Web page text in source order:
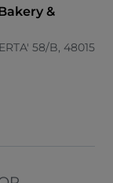
&
58/B, 48015